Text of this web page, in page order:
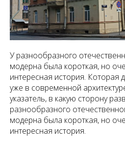
У разнообразного
модерна была короткая, но
интересная история. Которая
уже в современной
указатель, в какую сторону
разнообразного
модерна была короткая, но
интересная история.